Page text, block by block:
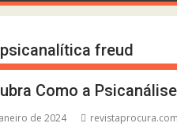
psicanalítica freud
Como a
de 2024